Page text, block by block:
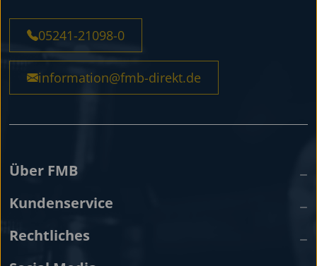
05241-21098-0
information@fmb-direkt.de
Über FMB
Kundenservice
Rechtliches